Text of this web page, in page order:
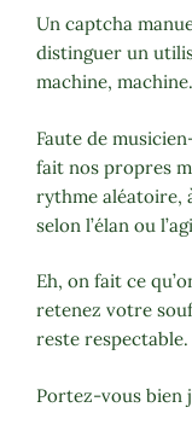
Un captcha
distinguer un
machine,
Faute de
fait nos propres
rythme aléatoire,
selon l’élan ou
Eh, on fait ce
retenez votre
reste respectable.
Portez-vous bien